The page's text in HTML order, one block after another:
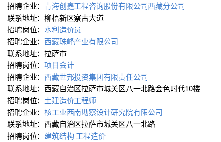
招聘企业： 青海创鑫工程咨询股份有限公司西藏分公司
联系地址：柳梧新区察古大道
招聘岗位： 水利造价员
招聘企业： 西藏珠峰产业有限公司
联系地址：拉萨市
招聘岗位： 项目会计
招聘企业： 西藏世邦投资集团有限责任公司
联系地址：西藏自治区拉萨市城关区八一北路金色时代10楼
招聘岗位： 土建造价工程师
招聘企业： 核工业西南勘察设计研究院有限公司
联系地址：西藏自治区拉萨市城关区八一北路
招聘岗位： 建筑结构 工程造价